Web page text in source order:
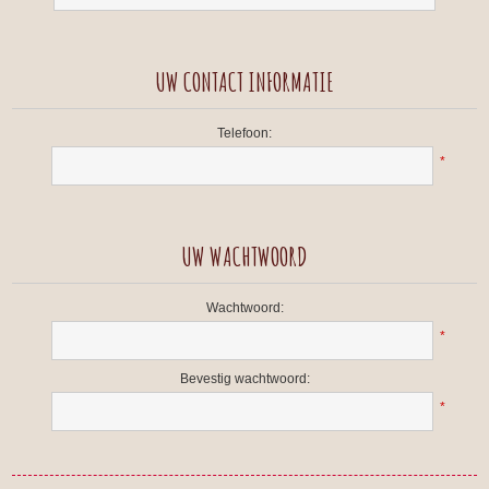
UW CONTACT INFORMATIE
Telefoon:
*
UW WACHTWOORD
Wachtwoord:
*
Bevestig wachtwoord:
*